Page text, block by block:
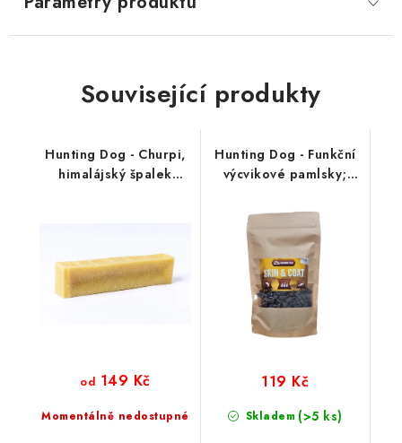
Související produkty
Hunting Dog - Churpi,
himalájský špalek
Momentálně nedostupné
od 149 Kč
Hunting Dog - Funkční
výcvikové pamlsky;
Skladem (>5 ks)
119 Kč